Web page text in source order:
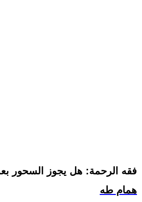
فقه الرحمة: هل يجوز السحور
همام طه